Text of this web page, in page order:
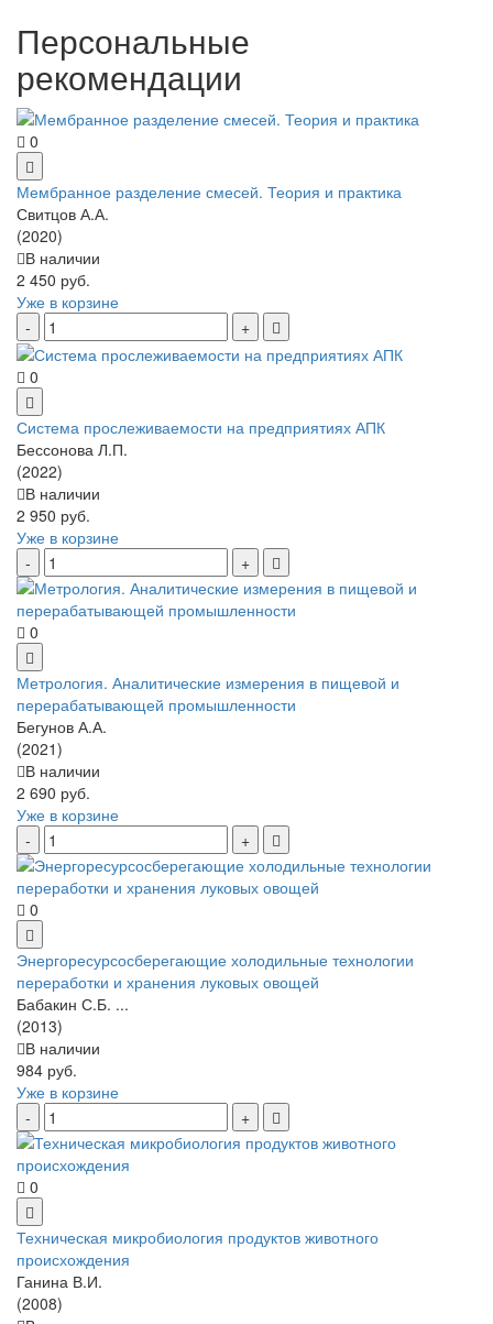
Персональные
рекомендации
0
Мембранное разделение смесей. Теория и практика
Свитцов А.А.
(2020)
В наличии
2 450 руб.
Уже в корзине
0
Система прослеживаемости на предприятиях АПК
Бессонова Л.П.
(2022)
В наличии
2 950 руб.
Уже в корзине
0
Метрология. Аналитические измерения в пищевой и
перерабатывающей промышленности
Бегунов А.А.
(2021)
В наличии
2 690 руб.
Уже в корзине
0
Энергоресурсосберегающие холодильные технологии
переработки и хранения луковых овощей
Бабакин С.Б. ...
(2013)
В наличии
984 руб.
Уже в корзине
0
Техническая микробиология продуктов животного
происхождения
Ганина В.И.
(2008)